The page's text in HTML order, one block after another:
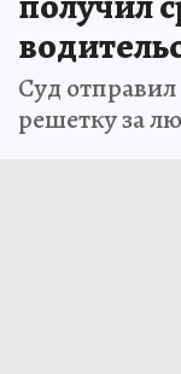
Суд
решетку за